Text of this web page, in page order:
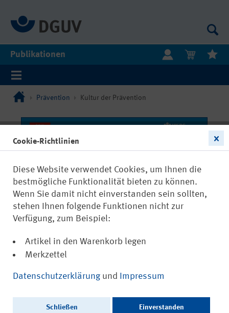
Publikationen
Prävention Kultur der Prävention
gesunden Schule
Cookie-Richtlinien
Diese Website verwendet Cookies, um Ihnen die
bestmögliche Funktionalität bieten zu können.
Wenn Sie damit nicht einverstanden sein sollten,
stehen Ihnen folgende Funktionen nicht zur
Verfügung, zum Beispiel:
Artikel in den Warenkorb legen
Merkzettel
Datenschutzerklärung und Impressum
Schließen Einverstanden